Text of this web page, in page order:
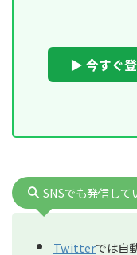
▶ 今すぐ
SNSでも発信して
Twitterでは自